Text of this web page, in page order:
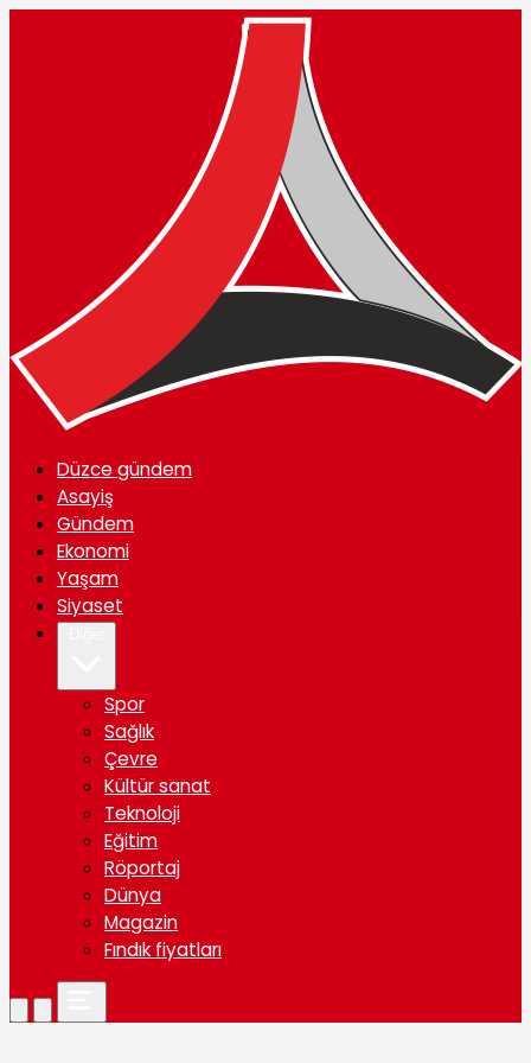
Düzce gündem
Asayiş
Gündem
Ekonomi
Yaşam
Siyaset
Spor
Sağlık
Çevre
Kültür sanat
Teknoloji
Eğitim
Röportaj
Dünya
Magazin
Fındık fiyatları